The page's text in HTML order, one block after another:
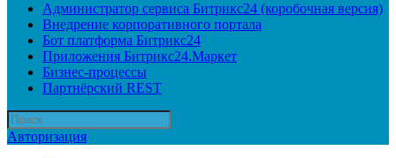
Администратор сервиса Битрикс24 (коробочная версия)
Внедрение корпоративного портала
Бот платформа Битрикс24
Приложения Битрикс24.Маркет
Бизнес-процессы
Партнёрский REST
Авторизация